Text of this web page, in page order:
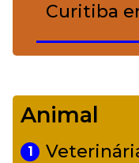
Curitiba
diverso a
Animal
1